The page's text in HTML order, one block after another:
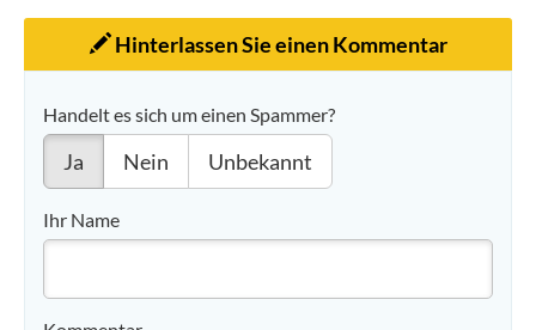
Hinterlassen Sie einen Kommentar
Handelt es sich um einen Spammer?
Ja Nein Unbekannt
Ihr Name